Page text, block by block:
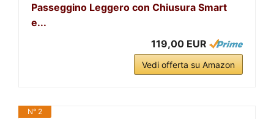
Passeggino Leggero con Chiusura Smart
e...
119,00 EUR
Vedi offerta su Amazon
N° 2